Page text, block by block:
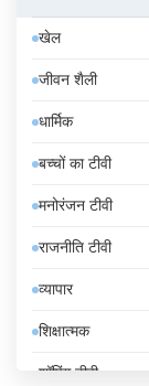
इज़राइल
इटली
इंडोनेशिया
इथियोपिया
इराक
ईरान
उज़्बेकिस्तान
उरुग्वे
खेल
जीवन शैली
धार्मिक
बच्चों का टीवी
मनोरंजन टीवी
राजनीति टीवी
व्यापार
शिक्षात्मक
शॉपिंग टीवी